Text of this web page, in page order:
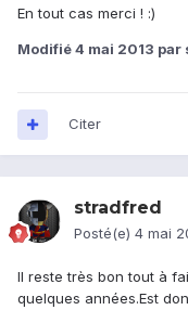
En tout cas merci ! :)
Modifié4 mai 2013 par
Citer
stradfred
Posté(e) 4 mai
Il reste très bon tout à
quelques années.Est